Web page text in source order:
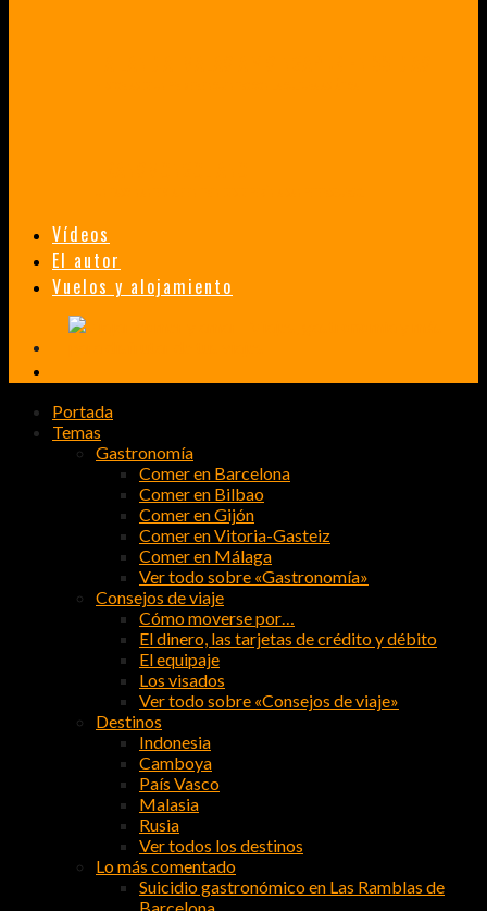
Vídeos
El autor
Vuelos y alojamiento
Portada
Temas
Gastronomía
Comer en Barcelona
Comer en Bilbao
Comer en Gijón
Comer en Vitoria-Gasteiz
Comer en Málaga
Ver todo sobre «Gastronomía»
Consejos de viaje
Cómo moverse por…
El dinero, las tarjetas de crédito y débito
El equipaje
Los visados
Ver todo sobre «Consejos de viaje»
Destinos
Indonesia
Camboya
País Vasco
Malasia
Rusia
Ver todos los destinos
Lo más comentado
Suicidio gastronómico en Las Ramblas de